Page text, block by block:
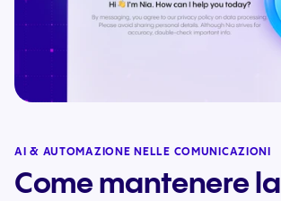
AI & AUTOMAZIONE NELLE COMUNICAZIONI
Come mantenere la